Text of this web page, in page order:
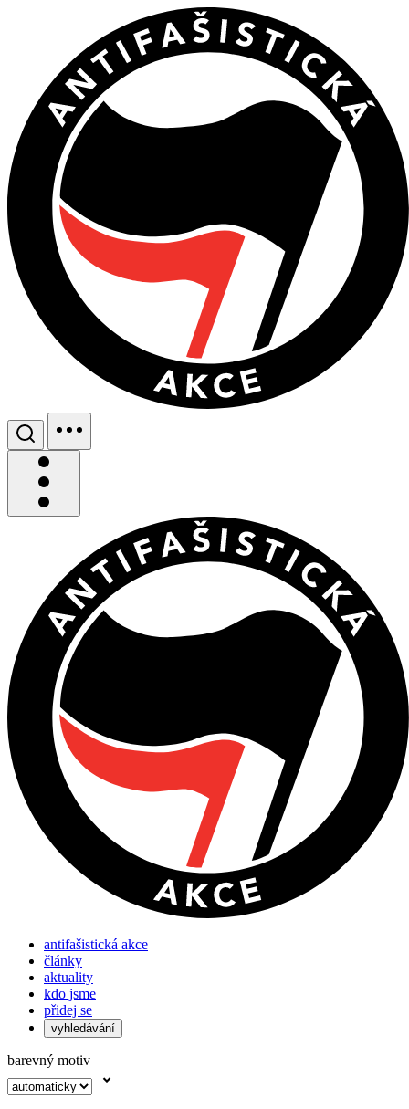
antifašistická akce
články
aktuality
kdo jsme
přidej se
vyhledávání
barevný motiv